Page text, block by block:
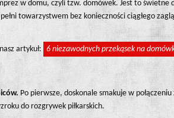
w domu, czyli tzw. domówek. Jest to
towarzystwem bez konieczności ciągłego
artykuł: 6 niezawodnych przekąsek na
Po pierwsze, doskonale smakuje w
do rozgrywek piłkarskich.